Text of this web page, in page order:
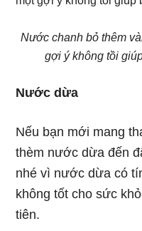
Nước chanh bỏ thêm
gợi ý không tồi
Nước dừa
Nếu bạn mới mang
thèm nước dừa đến
nhé vì nước dừa có
không tốt cho sức
tiên.